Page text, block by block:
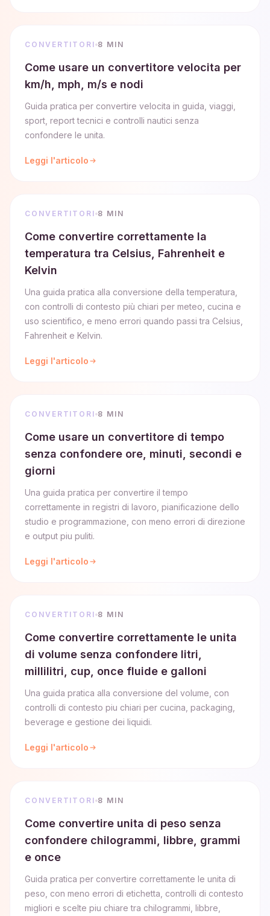
CONVERTITORI 8 MIN
Come usare un convertitore velocita per
km/h, mph, m/s e nodi
Guida pratica per convertire velocita in guida, viaggi,
sport, report tecnici e controlli nautici senza
confondere le unita.
Leggi l'articolo
CONVERTITORI 8 MIN
Come convertire correttamente la
temperatura tra Celsius, Fahrenheit e
Kelvin
Una guida pratica alla conversione della temperatura,
con controlli di contesto più chiari per meteo, cucina e
uso scientifico, e meno errori quando passi tra Celsius,
Fahrenheit e Kelvin.
Leggi l'articolo
CONVERTITORI 8 MIN
Come usare un convertitore di tempo
senza confondere ore, minuti, secondi e
giorni
Una guida pratica per convertire il tempo
correttamente in registri di lavoro, pianificazione dello
studio e programmazione, con meno errori di direzione
e output piu puliti.
Leggi l'articolo
CONVERTITORI 8 MIN
Come convertire correttamente le unita
di volume senza confondere litri,
millilitri, cup, once fluide e galloni
Una guida pratica alla conversione del volume, con
controlli di contesto piu chiari per cucina, packaging,
beverage e gestione dei liquidi.
Leggi l'articolo
CONVERTITORI 8 MIN
Come convertire unita di peso senza
confondere chilogrammi, libbre, grammi
e once
Guida pratica per convertire correttamente le unita di
peso, con meno errori di etichetta, controlli di contesto
migliori e scelte piu chiare tra chilogrammi, libbre,